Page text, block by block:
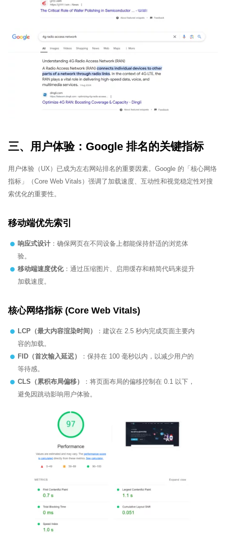
三、用户体验：Google 排名的关键指标
用户体验（UX）已成为左右网站排名的重要因素。Google 的「核心网络
指标」（Core Web Vitals）强调了加载速度、互动性和视觉稳定性对搜
索优化的重要性。
移动端优先索引
响应式设计 ：确保网页在不同设备上都能保持舒适的浏览体
验。
移动端速度优化：通过压缩图片、启用缓存和精简代码来提升
加载速度。
核心网络指标 (Core Web Vitals)
LCP （最大内容渲染时间）
：建议在 2.5 秒内完成页面主要内
容的加载。
FID （首次输入延迟）
：保持在 100 毫秒以内，以减少用户的
等待感。
CLS （累积布局偏移）
：将页面布局的偏移控制在 0.1 以下，
避免因跳动影响用户体验。